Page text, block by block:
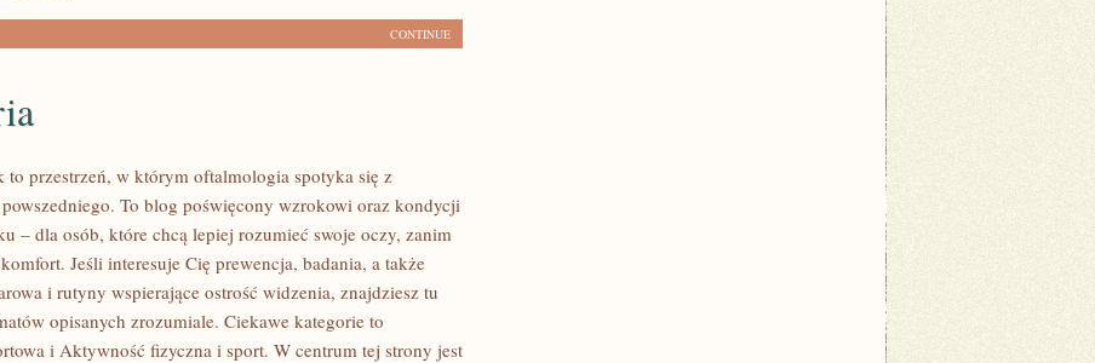
CONTINUE
to przestrzeń, w którym oftalmologia spotyka się z
To blog poświęcony wzrokowi oraz kondycji
– dla osób, które chcą lepiej rozumieć swoje oczy, zanim
Jeśli interesuje Cię prewencja, badania, a także
i rutyny wspierające ostrość widzenia, znajdziesz tu
opisanych zrozumiale. Ciekawe kategorie to
i Aktywność fizyczna i sport. W centrum tej strony jest